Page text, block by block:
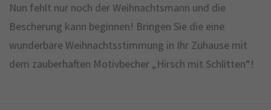
Nun fehlt nur noch der Weihnachtsmann und die
Bescherung kann beginnen! Bringen Sie die eine
wunderbare Weihnachtsstimmung in Ihr Zuhause mit
dem zauberhaften Motivbecher „Hirsch mit Schlitten“!